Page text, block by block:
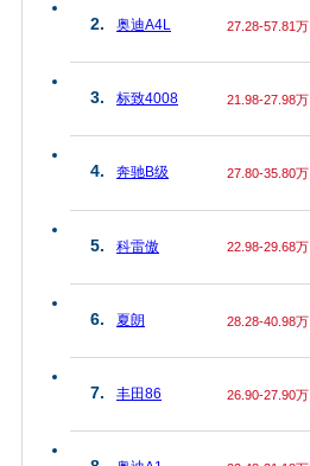
2. 奥迪A4L 27.28-57.81万
3. 标致4008 21.98-27.98万
4. 奔驰B级 27.80-35.80万
5. 科雷傲 22.98-29.68万
6. 夏朗 28.28-40.98万
7. 丰田86 26.90-27.90万